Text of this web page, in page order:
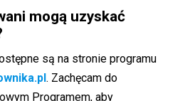
mogą uzyskać
są na stronie programu
. Zachęcam do
Programem, aby